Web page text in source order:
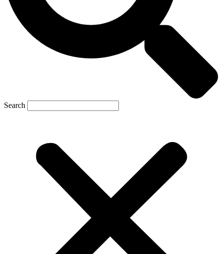
Search